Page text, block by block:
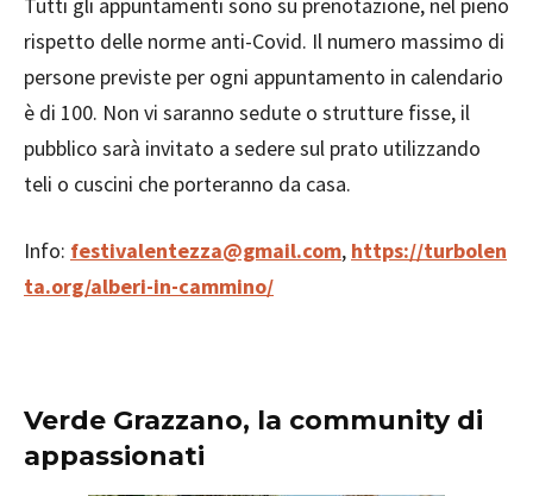
rispetto delle norme anti-Covid. Il numero massimo di
persone previste per ogni appuntamento in calendario
è di 100. Non vi saranno sedute o strutture fisse, il
pubblico sarà invitato a sedere sul prato utilizzando
teli o cuscini che porteranno da casa.
Info: festivalentezza@gmail.com, https://turbolen
ta.org/alberi-in-cammino/
Verde Grazzano, la community di
appassionati